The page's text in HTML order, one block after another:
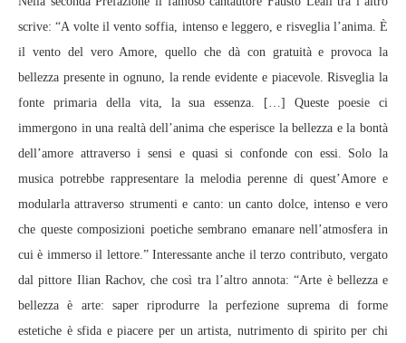
scrive: “A volte il vento soffia, intenso e leggero, e risveglia l’anima. È
il vento del vero Amore, quello che dà con gratuità e provoca la
bellezza presente in ognuno, la rende evidente e piacevole. Risveglia la
fonte primaria della vita, la sua essenza. […] Queste poesie ci
immergono in una realtà dell’anima che esperisce la bellezza e la bontà
dell’amore attraverso i sensi e quasi si confonde con essi. Solo la
musica potrebbe rappresentare la melodia perenne di quest’Amore e
modularla attraverso strumenti e canto: un canto dolce, intenso e vero
che queste composizioni poetiche sembrano emanare nell’atmosfera in
cui è immerso il lettore.” Interessante anche il terzo contributo, vergato
dal pittore Ilian Rachov, che così tra l’altro annota: “Arte è bellezza e
bellezza è arte: saper riprodurre la perfezione suprema di forme
estetiche è sfida e piacere per un artista, nutrimento di spirito per chi